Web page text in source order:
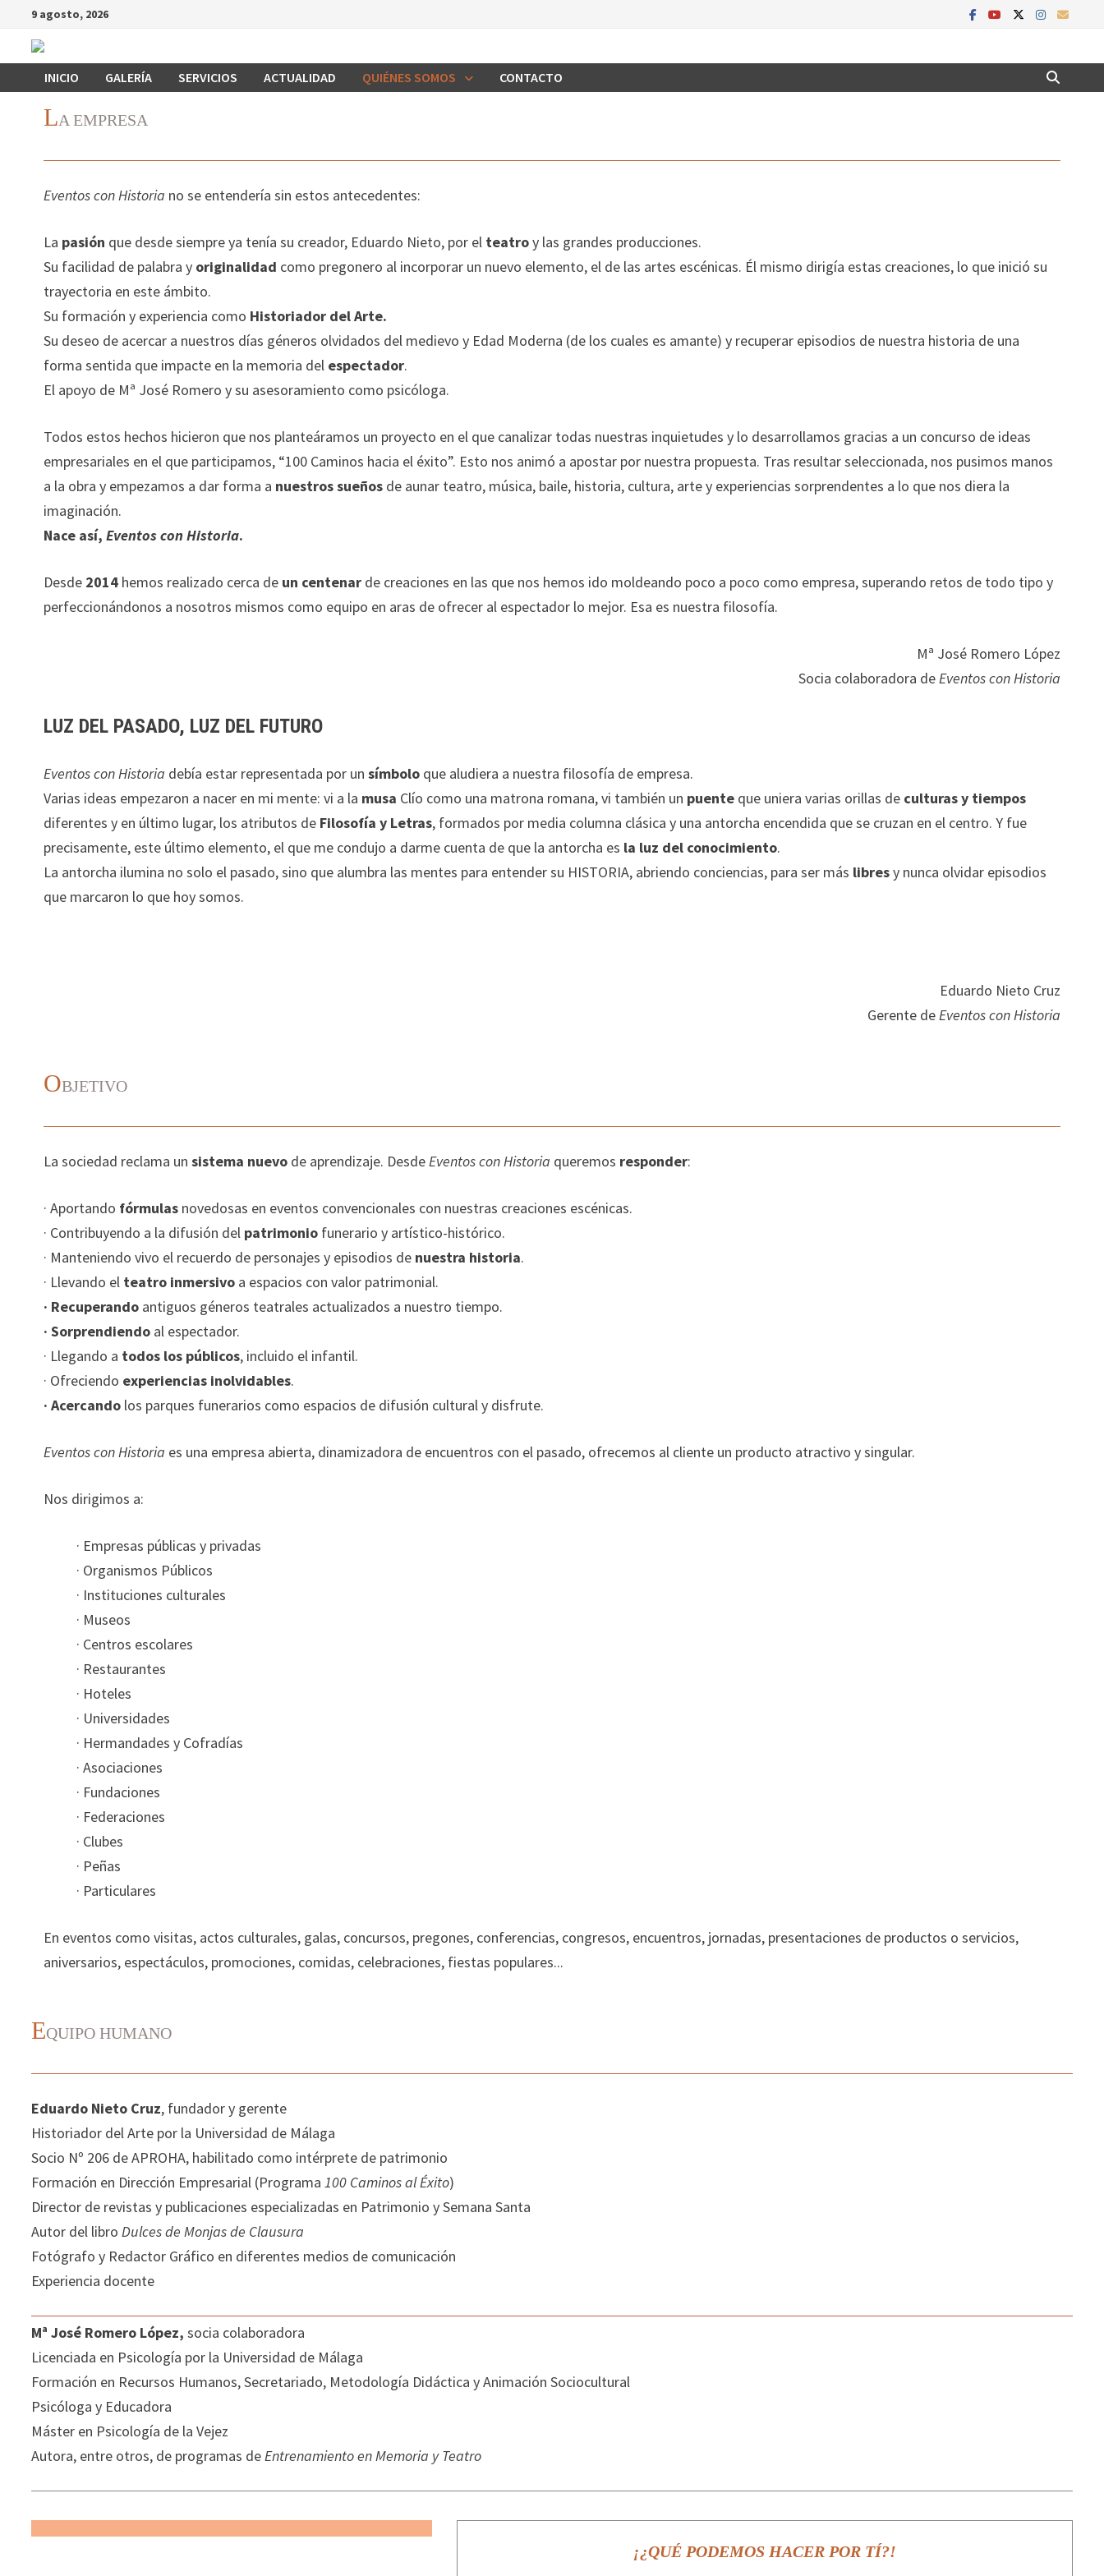
Saltar
contenido
9 agosto, 2026
INICIO GALERÍA SERVICIOS ACTUALIDAD QUIÉNES SOMOS CONTACTO
LA EMPRESA
Eventos con Historia no se entendería sin estos antecedentes:
La pasión que desde siempre ya tenía su creador, Eduardo Nieto, por el teatroy las grandes producciones.
Su facilidad de palabra y originalidad como pregonero al incorporar un nuevo elemento, el de las artes escénicas. Él mismo dirigía estas creaciones, lo que inició su
trayectoria en este ámbito.
Su formación y experiencia como Historiador del Arte.
Su deseo de acercar a nuestros días géneros olvidados del medievo y Edad Moderna (de los cuales es amante) y recuperar episodios de nuestra historia de una
forma sentida que impacte en la memoria del espectador.
El apoyo de Mª José Romero y su asesoramiento como psicóloga.
Todos estos hechos hicieron que nos planteáramos un proyecto en el que canalizar todas nuestras inquietudes y lo desarrollamos gracias a un concurso de ideas
empresariales en el que participamos, “100 Caminos hacia el éxito”. Esto nos animó a apostar por nuestra propuesta. Tras resultar seleccionada, nos pusimos manos
a la obra y empezamos a dar forma a nuestros sueños de aunar teatro, música, baile, historia, cultura, arte y experiencias sorprendentes a lo que nos diera la
imaginación.
Nace así,Eventos con Historia.
Desde 2014 hemos realizado cerca de un centenar de creaciones en las que nos hemos ido moldeando poco a poco como empresa, superando retos de todo tipo y
perfeccionándonos a nosotros mismos como equipo en aras de ofrecer al espectador lo mejor. Esa es nuestra filosofía.
Mª José Romero López
Socia colaboradora deEventos con Historia
LUZ DEL PASADO, LUZ DEL FUTURO
Eventos con Historia debía estar representada por unsímbolo que aludiera a nuestra filosofía de empresa.
Varias ideas empezaron a nacer en mi mente: vi a la musa Clío como una matrona romana, vi también un puente que uniera varias orillas de culturas y tiempos
diferentes y en último lugar, los atributos de Filosofía y Letras, formados por media columna clásica y una antorcha encendida que se cruzan en el centro. Y fue
precisamente, este último elemento, el que me condujo a darme cuenta de que la antorcha es la luz del conocimiento.
La antorcha ilumina no solo el pasado, sino que alumbra las mentes para entender su HISTORIA, abriendo conciencias, para ser más libresy nunca olvidar episodios
que marcaron lo que hoy somos.
Eduardo Nieto Cruz
Gerente de Eventos con Historia
OBJETIVO
La sociedad reclama unsistema nuevo de aprendizaje. Desde Eventos con Historia queremos responder:
· Aportando fórmulas novedosas en eventos convencionales con nuestras creaciones escénicas.
· Contribuyendo a la difusión del patrimonio funerario y artístico-histórico.
· Manteniendo vivo el recuerdo de personajes y episodios de nuestra historia.
· Llevando el teatro inmersivo a espacios con valor patrimonial.
· Recuperando antiguos géneros teatrales actualizados a nuestro tiempo.
· Sorprendiendo al espectador.
· Llegando a todos los públicos, incluido el infantil.
· Ofreciendo experiencias inolvidables.
· Acercando los parques funerarios como espacios de difusión cultural y disfrute.
Eventos con Historia es una empresa abierta, dinamizadora de encuentros con el pasado, ofrecemos al cliente un producto atractivo y singular.
Nos dirigimos a:
· Empresas públicas y privadas
· Organismos Públicos
· Instituciones culturales
· Museos
· Centros escolares
· Restaurantes
· Hoteles
· Universidades
· Hermandades y Cofradías
· Asociaciones
· Fundaciones
· Federaciones
· Clubes
· Peñas
· Particulares
En eventos como visitas, actos culturales, galas, concursos, pregones, conferencias, congresos, encuentros, jornadas, presentaciones de productos o servicios,
aniversarios, espectáculos, promociones, comidas, celebraciones, fiestas populares...
EQUIPO HUMANO
Eduardo Nieto Cruz, fundador y gerente
Historiador del Arte por la Universidad de Málaga
Socio Nº 206 de APROHA, habilitado como intérprete de patrimonio
Formación en Dirección Empresarial (Programa 100 Caminos al Éxito)
Director de revistas y publicaciones especializadas en Patrimonio y Semana Santa
Autor del libro Dulces de Monjas de Clausura
Fotógrafo y Redactor Gráfico en diferentes medios de comunicación
Experiencia docente
Mª José Romero López, socia colaboradora
Licenciada en Psicología por la Universidad de Málaga
Formación en Recursos Humanos, Secretariado, Metodología Didáctica y Animación Sociocultural
Psicóloga y Educadora
Máster en Psicología de la Vejez
Autora, entre otros, de programas de Entrenamiento en Memoria y Teatro
¡¿QUÉ PODEMOS HACER POR TÍ?!